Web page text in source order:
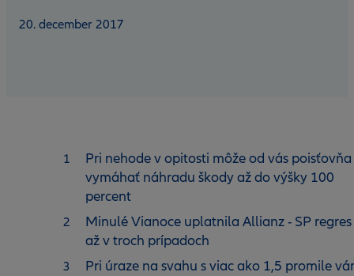
20. december 2017
Pri nehode v opitosti môže od vás poisťovňa
vymáhať náhradu škody až do výšky 100
percent
Minulé Vianoce uplatnila Allianz - SP regres
až v troch prípadoch
Pri úraze na svahu s viac ako 1,5 promile